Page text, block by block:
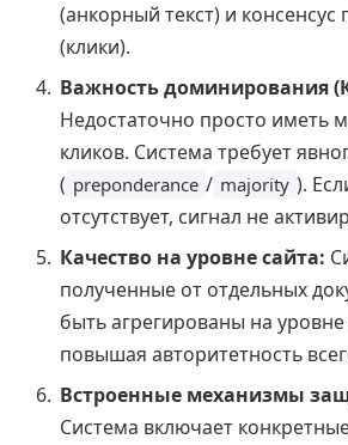
(анкорный текст) и консенсус
(клики).
Важность доминирования
Недостаточно просто иметь
кликов. Система требует
( preponderance / majority ).
отсутствует, сигнал не
Качество на уровне сайта:
полученные от отдельных
быть агрегированы на уровне
повышая авторитетность
Встроенные механизмы
Система включает